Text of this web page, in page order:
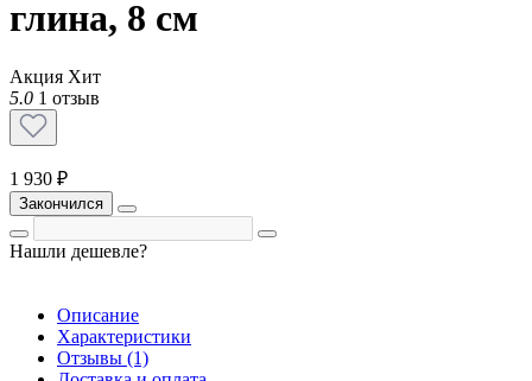
глина, 8 см
Акция Хит
5.0 1 отзыв
1 930 ₽
Закончился
Нашли дешевле?
Описание
Характеристики
Отзывы (1)